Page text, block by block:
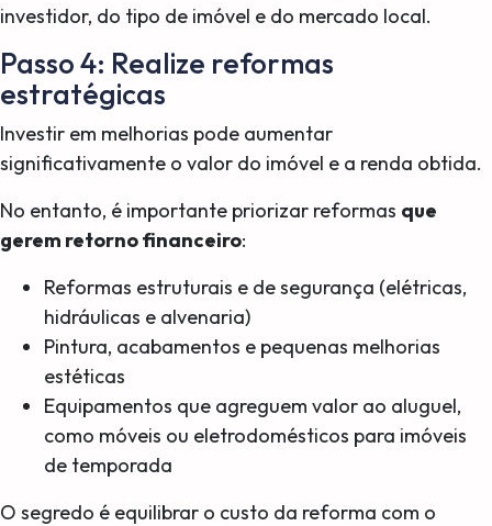
investidor, do tipo de imóvel e do mercado local.
Passo 4: Realize reformas
estratégicas
Investir em melhorias pode aumentar
significativamente o valor do imóvel e a renda obtida.
No entanto, é importante priorizar reformas que
gerem retorno financeiro:
Reformas estruturais e de segurança (elétricas,
hidráulicas e alvenaria)
Pintura, acabamentos e pequenas melhorias
estéticas
Equipamentos que agreguem valor ao aluguel,
como móveis ou eletrodomésticos para imóveis
de temporada
O segredo é equilibrar o custo da reforma com o